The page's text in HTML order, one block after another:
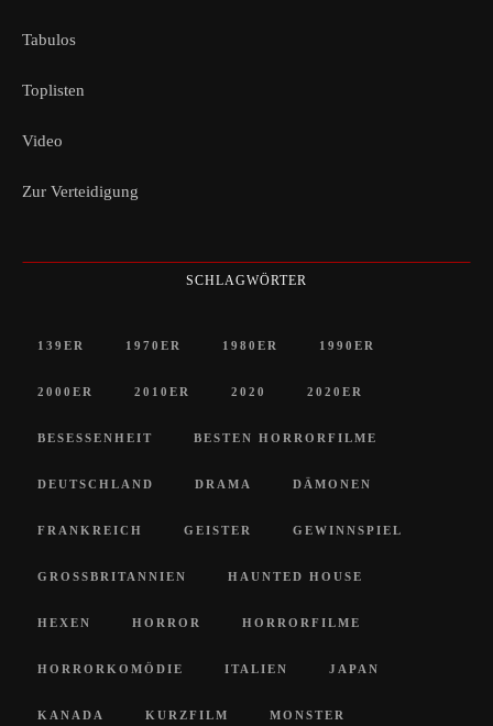
Tabulos
Toplisten
Video
Zur Verteidigung
SCHLAGWÖRTER
139ER 1970ER 1980ER 1990ER
2000ER 2010ER 2020 2020ER
BESESSENHEIT BESTEN HORRORFILME
DEUTSCHLAND DRAMA DÄMONEN
FRANKREICH GEISTER GEWINNSPIEL
GROSSBRITANNIEN HAUNTED HOUSE
HEXEN HORROR HORRORFILME
HORRORKOMÖDIE ITALIEN JAPAN
KANADA KURZFILM MONSTER